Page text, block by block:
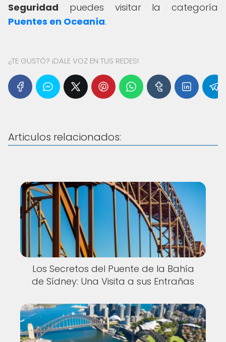
Seguridad puedes visitar la categoría
Puentes en Oceanía.
¿TE GUSTÓ? ¡DALE VOZ EN TUS REDES!
Articulos relacionados:
Los Secretos del Puente de la Bahía
de Sídney: Una Visita a sus Entrañas